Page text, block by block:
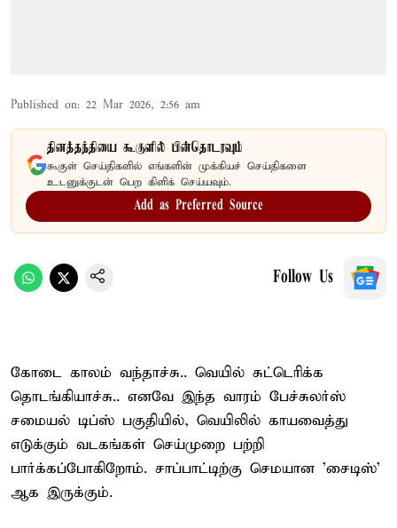
Published on: 22 Mar 2026, 2:56 am
தினத்தந்தியை கூகுளில் பின்தொடரவும்
கூகுள் செய்திகளில் எங்களின் முக்கியச் செய்திகளை
உடனுக்குடன் பெற கிளிக் செய்யவும்.
Add as Preferred Source
Follow Us
கோடை காலம் வந்தாச்சு.. வெயில் சுட்டெரிக்க
தொடங்கியாச்சு.. எனவே இந்த வாரம் பேச்சுலர்ஸ்
சமையல் டிப்ஸ் பகுதியில், வெயிலில் காயவைத்து
எடுக்கும் வடகங்கள் செய்முறை பற்றி
பார்க்கப்போகிறோம். சாப்பாட்டிற்கு செமயான 'சைடிஸ்'
ஆக இருக்கும்.